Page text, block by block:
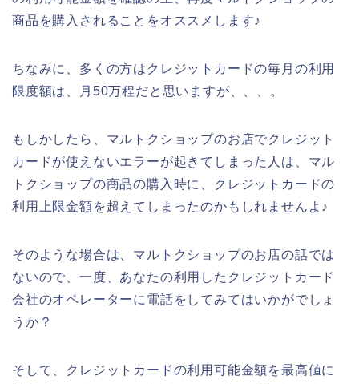
商品を購入されることをオススメします♪
ちなみに、多くの方はクレジットカードの毎月の利用
限度額は、月50万程だと思いますが、、、。
もしかしたら、マルトクショップのお店でクレジット
カードが使えないエラーが起きてしまった人は、マル
トクショップの商品の購入時に、クレジットカードの
利用上限金額を超えてしまったのかもしれませんよ♪
そのような場合は、マルトクショップのお店の話では
ないので、一度、あなたの利用したクレジットカード
会社のオペレーターに電話をしてみてはいかがでしょ
うか？
そして、クレジットカードの利用可能金額を最高値に